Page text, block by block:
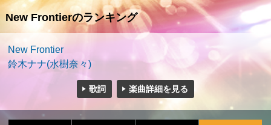
New Frontierのランキング
New Frontier
鈴木ナナ(水樹奈々)
歌詞 楽曲詳細を見る